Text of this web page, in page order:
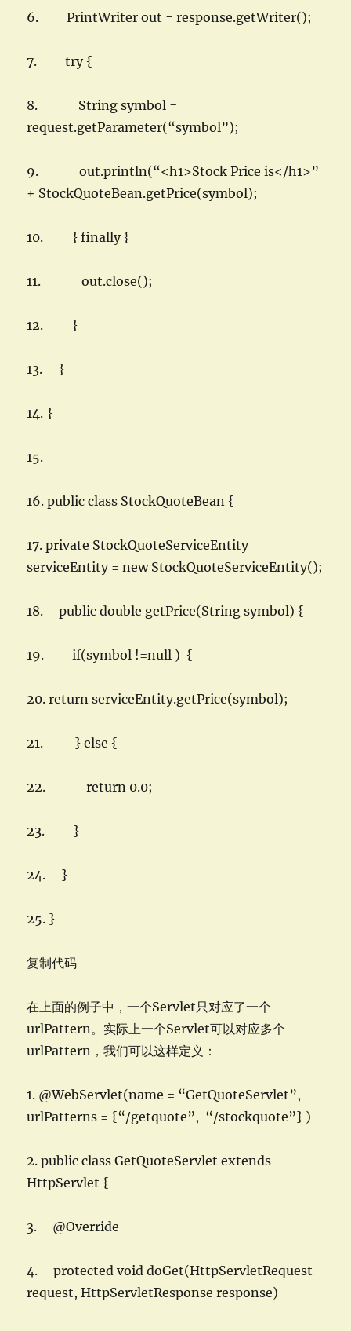
6. PrintWriter out = response.getWriter();
7. try {
8. String symbol =
request.getParameter(“symbol”);
9. out.println(“<h1>Stock Price is</h1>”
+ StockQuoteBean.getPrice(symbol);
10. } finally {
11. out.close();
12. }
13. }
14. }
15.
16. public class StockQuoteBean {
17. private StockQuoteServiceEntity
serviceEntity = new StockQuoteServiceEntity();
18. public double getPrice(String symbol) {
19. if(symbol !=null ) {
20. return serviceEntity.getPrice(symbol);
21. } else {
22. return 0.0;
23. }
24. }
25. }
复制代码
在上面的例子中，一个Servlet只对应了一个
urlPattern。实际上一个Servlet可以对应多个
urlPattern，我们可以这样定义：
1. @WebServlet(name = “GetQuoteServlet”,
urlPatterns = {“/getquote”, “/stockquote”} )
2. public class GetQuoteServlet extends
HttpServlet {
3. @Override
4. protected void doGet(HttpServletRequest
request, HttpServletResponse response)